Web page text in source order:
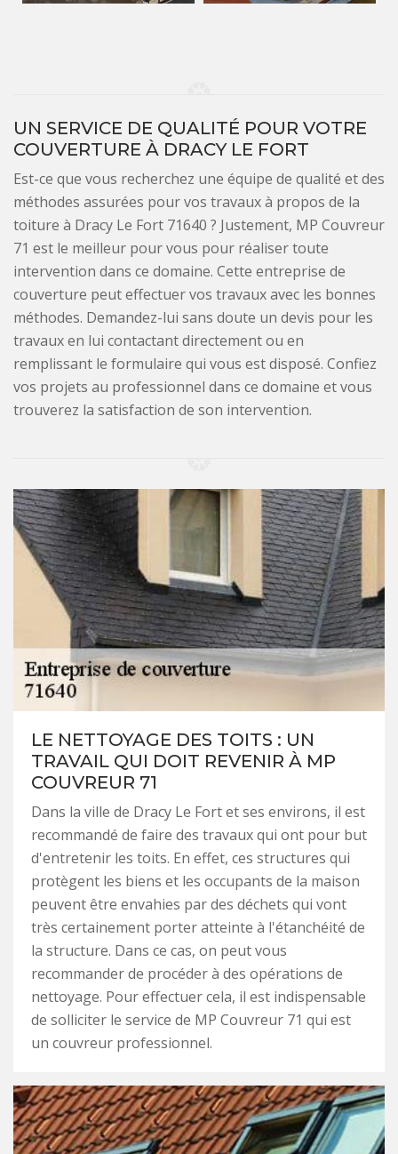
UN SERVICE DE QUALITÉ POUR VOTRE
COUVERTURE À DRACY LE FORT
Est-ce que vous recherchez une équipe de qualité et des
méthodes assurées pour vos travaux à propos de la
toiture à Dracy Le Fort 71640 ? Justement, MP Couvreur
71 est le meilleur pour vous pour réaliser toute
intervention dans ce domaine. Cette entreprise de
couverture peut effectuer vos travaux avec les bonnes
méthodes. Demandez-lui sans doute un devis pour les
travaux en lui contactant directement ou en
remplissant le formulaire qui vous est disposé. Confiez
vos projets au professionnel dans ce domaine et vous
trouverez la satisfaction de son intervention.
LE NETTOYAGE DES TOITS : UN
TRAVAIL QUI DOIT REVENIR À MP
COUVREUR 71
Dans la ville de Dracy Le Fort et ses environs, il est
recommandé de faire des travaux qui ont pour but
d'entretenir les toits. En effet, ces structures qui
protègent les biens et les occupants de la maison
peuvent être envahies par des déchets qui vont
très certainement porter atteinte à l'étanchéité de
la structure. Dans ce cas, on peut vous
recommander de procéder à des opérations de
nettoyage. Pour effectuer cela, il est indispensable
de solliciter le service de MP Couvreur 71 qui est
un couvreur professionnel.